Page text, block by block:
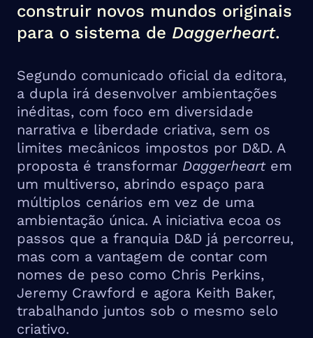
construir novos mundos originais
para o sistema de Daggerheart.
Segundo comunicado oficial da editora,
a dupla irá desenvolver ambientações
inéditas, com foco em diversidade
narrativa e liberdade criativa, sem os
limites mecânicos impostos por D&D. A
proposta é transformar Daggerheartem
um multiverso, abrindo espaço para
múltiplos cenários em vez de uma
ambientação única. A iniciativa ecoa os
passos que a franquia D&D já percorreu,
mas com a vantagem de contar com
nomes de peso como Chris Perkins,
Jeremy Crawford e agora Keith Baker,
trabalhando juntos sob o mesmo selo
criativo.